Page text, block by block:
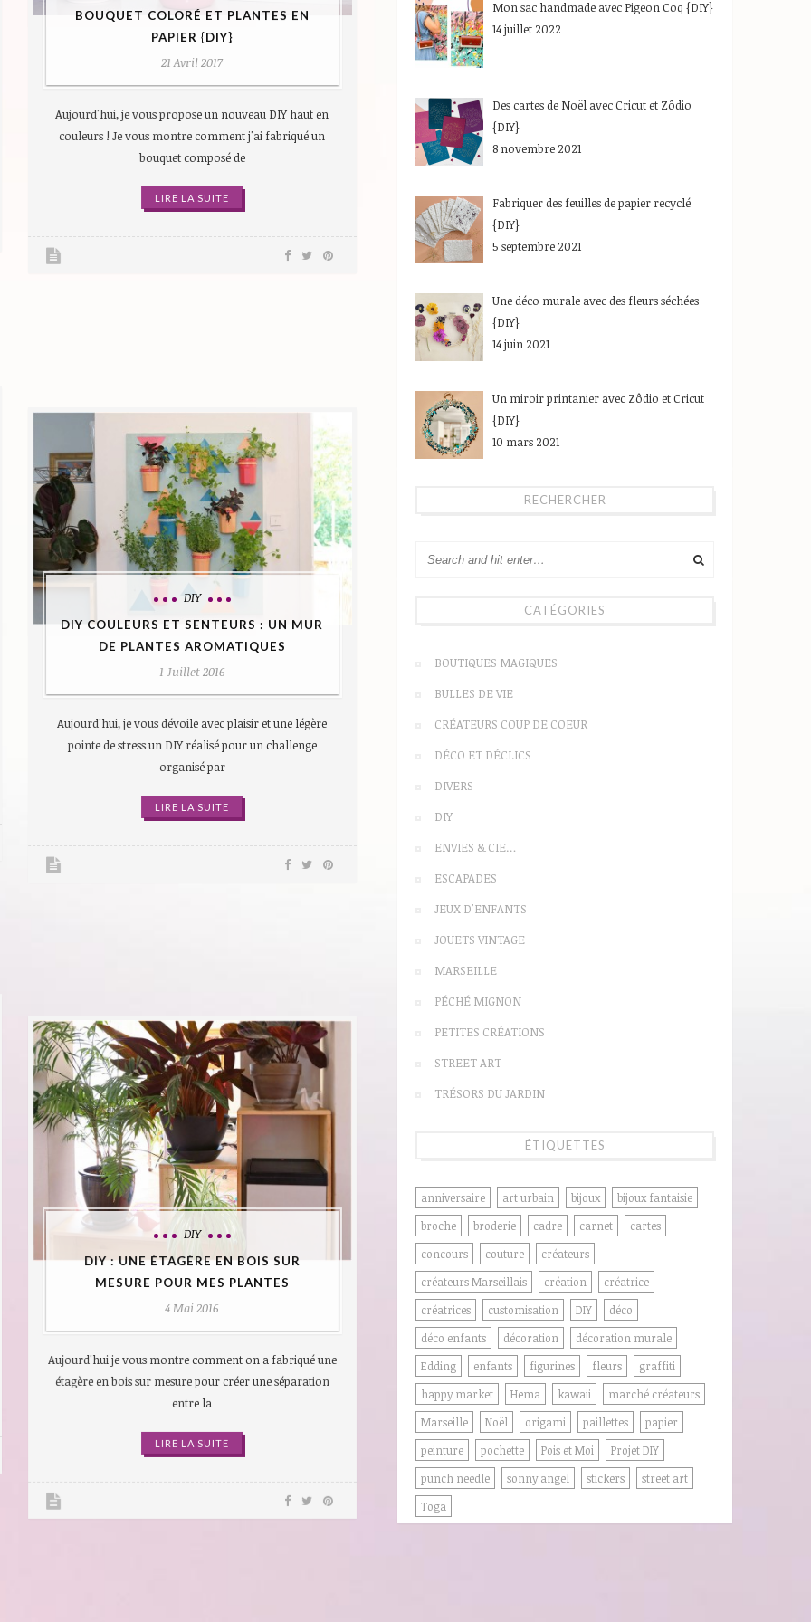
BOUQUET COLORÉ ET PLANTES EN
PAPIER {DIY}
21 Avril 2017
Aujourd'hui, je vous propose un nouveau DIY haut en
couleurs ! Je vous montre comment j'ai fabriqué un
bouquet composé de
LIRE LA SUITE
DIY
DIY COULEURS ET SENTEURS : UN MUR
DE PLANTES AROMATIQUES
1 Juillet 2016
Aujourd'hui, je vous dévoile avec plaisir et une légère
pointe de stress un DIY réalisé pour un challenge
organisé par
LIRE LA SUITE
DIY
DIY : UNE ÉTAGÈRE EN BOIS SUR
MESURE POUR MES PLANTES
4 Mai 2016
Aujourd'hui je vous montre comment on a fabriqué une
étagère en bois sur mesure pour créer une séparation
entre la
LIRE LA SUITE
Mon sac handmade avec Pigeon Coq {DIY}
14 juillet 2022
Des cartes de Noël avec Cricut et Zôdio
{DIY}
8 novembre 2021
Fabriquer des feuilles de papier recyclé
{DIY}
5 septembre 2021
Une déco murale avec des fleurs séchées
{DIY}
14 juin 2021
Un miroir printanier avec Zôdio et Cricut
{DIY}
10 mars 2021
RECHERCHER
CATÉGORIES
BOUTIQUES MAGIQUES
BULLES DE VIE
CRÉATEURS COUP DE COEUR
DÉCO ET DÉCLICS
DIVERS
DIY
ENVIES & CIE…
ESCAPADES
JEUX D'ENFANTS
JOUETS VINTAGE
MARSEILLE
PÉCHÉ MIGNON
PETITES CRÉATIONS
STREET ART
TRÉSORS DU JARDIN
ÉTIQUETTES
anniversaire art urbain bijoux
bijoux fantaisie
broche
broderie cadre carnet
cartes
concours
couture
créateurs
créateurs Marseillais
création
créatrice
créatrices
customisation DIY
déco
déco enfants
décoration
décoration murale
Edding
enfants figurines fleurs
graffiti
happy market
Hema kawaii
marché créateurs
Marseille
Noël origami paillettes
papier
peinture
pochette Pois et Moi
Projet DIY
punch needle
sonny angel stickers
street art
Toga